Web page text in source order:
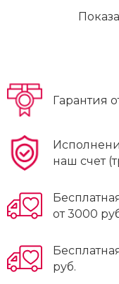
Гарантия
наш счет
от 3000
руб.